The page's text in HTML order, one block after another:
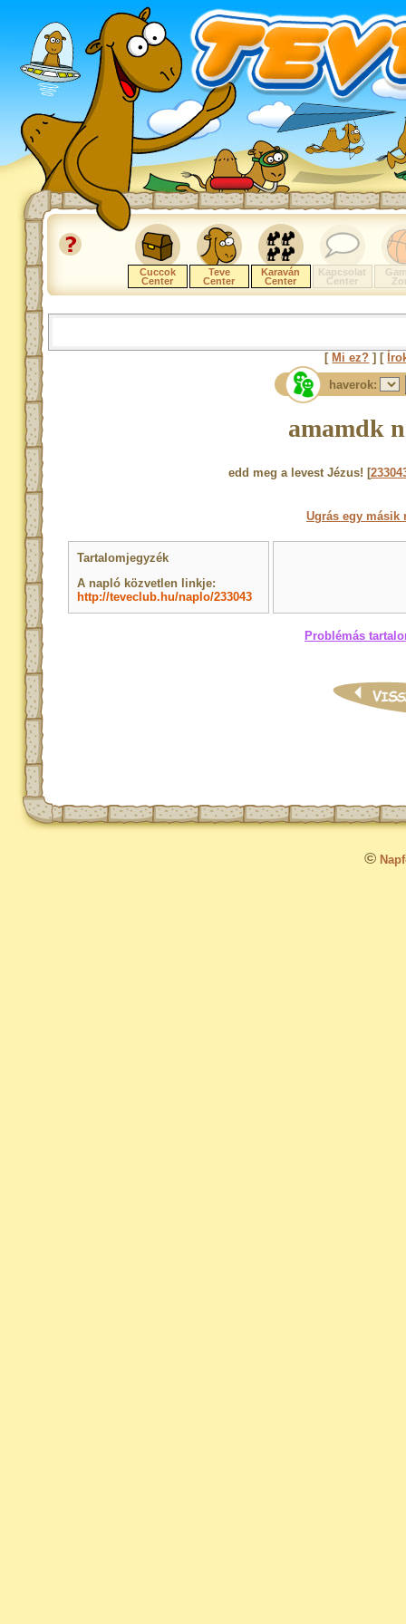
Cuccok
Center
Teve
Center
Karaván
Center
Kapcsolat
Center
[ Mi ez? ] [
haverok:
amamdk
edd meg a levest Jézus! [
Ugrás egy másik
Tartalomjegyzék
A napló közvetlen linkje:
http://teveclub.hu/naplo/233043
Problémás
©